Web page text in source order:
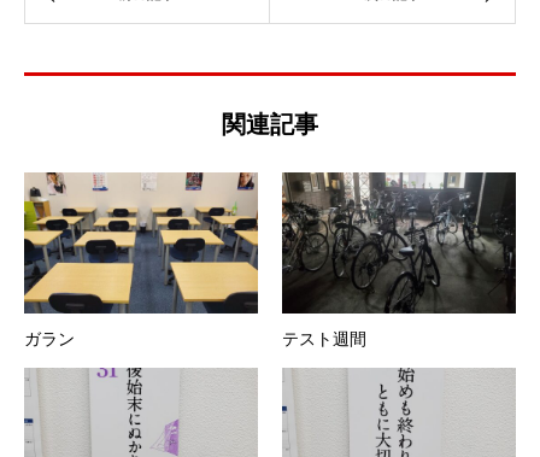
関連記事
ガラン テスト週間